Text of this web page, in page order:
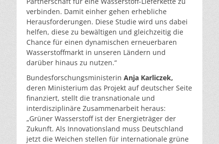
verbinden. Damit einher gehen erhebliche
Herausforderungen. Diese Studie wird uns dabei
helfen, diese zu bewältigen und gleichzeitig die
Chance für einen dynamischen erneuerbaren
Wasserstoffmarkt in unseren Ländern und
darüber hinaus zu nutzen.“
Bundesforschungsministerin Anja Karliczek,
deren Ministerium das Projekt auf deutscher Seite
finanziert, stellt die transnationale und
interdisziplinäre Zusammenarbeit heraus:
„Grüner Wasserstoff ist der Energieträger der
Zukunft. Als Innovationsland muss Deutschland
jetzt die Weichen stellen für internationale grüne